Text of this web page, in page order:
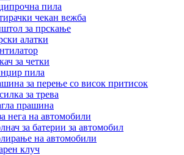
пила
чекан вежба
за прскање
алатки
за четки
пила
за перење со висок притисок
за трева
прашина
нега на автомобили
за батерии за автомобил
на автомобили
клуч